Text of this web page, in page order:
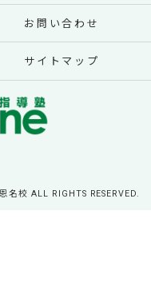
お問い合わせ
サイトマップ
校 ALL RIGHTS RESERVED.